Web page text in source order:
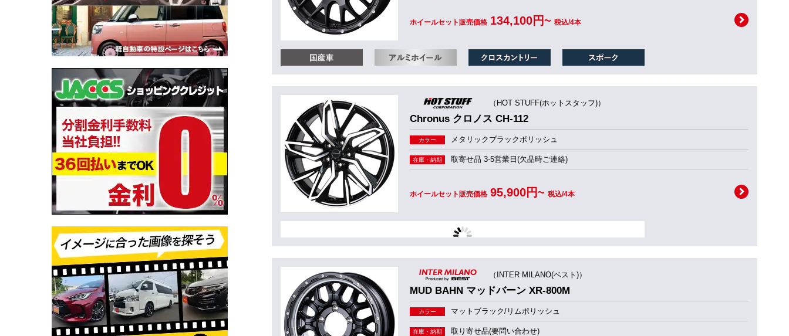
ホイールセット販売価格 134,100円~ 税込/4本
（HOT STUFF(ホットスタッフ)）
Chronus クロノス CH-112
カラー メタリックブラックポリッシュ
在庫・納期 取寄せ品 3-5営業日(欠品時ご連絡)
ホイールセット販売価格 95,900円~ 税込/4本
（INTER MILANO(ベスト)）
MUD BAHN マッドバーン XR-800M
カラー マットブラック/リムポリッシュ
在庫・納期 取り寄せ品(要問い合わせ)